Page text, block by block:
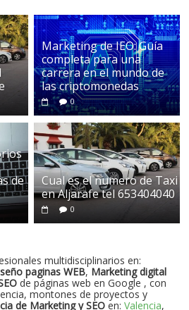
Marketing de IEO: Guía
completa para una
carrera en el mundo de
las criptomonedas
0
de
Cual es el numero de Taxi
en Aljarafe tel 653404040
0
multidisciplinarios en:
paginas WEB, Marketing digital
de páginas web en Google , con
montones de proyectos y
de Marketing y SEO en:Valencia,